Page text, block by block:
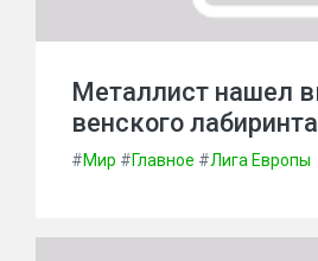
Металлист нашел
венского лабиринта
#Мир #Главное #Лига Европы